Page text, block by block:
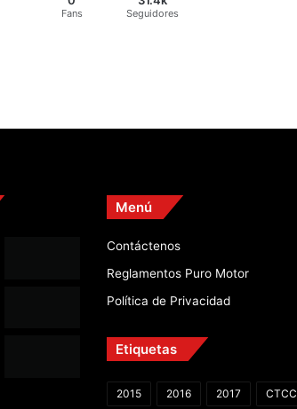
Fans Seguidores
Menú
Contáctenos
Reglamentos Puro Motor
Política de Privacidad
Etiquetas
2015 2016 2017 CTCC